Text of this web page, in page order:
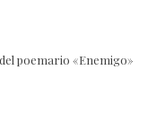
poemario «Enemigo»